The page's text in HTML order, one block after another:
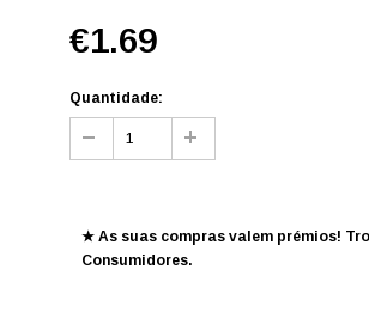
€1.69
Quantidade:
★ As suas compras valem prémios!
Consumidores.